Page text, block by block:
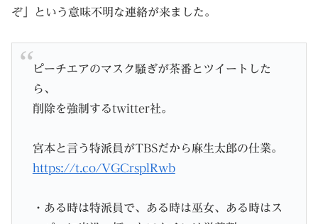
ぞ」という意味不明な連絡が来ました。
ピーチエアのマスク騒ぎが茶番とツイートした
ら、
削除を強制するtwitter社。
宮本と言う特派員がTBSだから麻生太郎の仕業。
https://t.co/VGCrsplRwb
・ある時は特派員で、ある時は巫女、ある時はス